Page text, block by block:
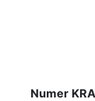
Numer